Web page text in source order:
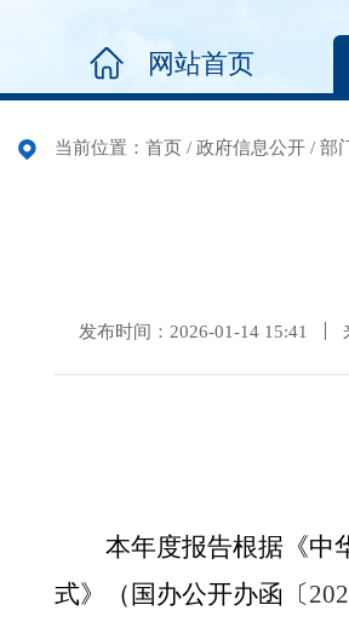
网站首页
当前位置： 首页 / 政府信息公开 / 部
发布时间：2026-01-14 15:41
本年度报告根据《中
式》（国办公开办函〔